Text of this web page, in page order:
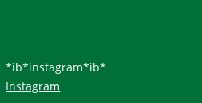
*ib*instagram*ib*
Instagram